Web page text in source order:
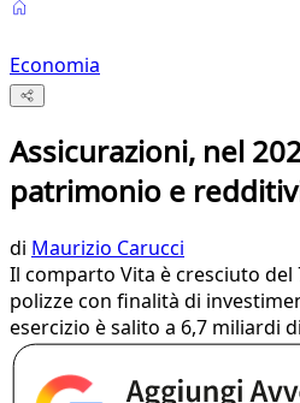
Economia
Assicurazioni, nel
patrimonio e
di Maurizio Carucci
Il comparto Vita è cresciuto del
polizze con finalità di
esercizio è salito a 6,7 miliardi